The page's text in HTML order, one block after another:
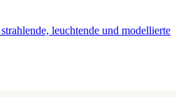
leuchtende und modellierte